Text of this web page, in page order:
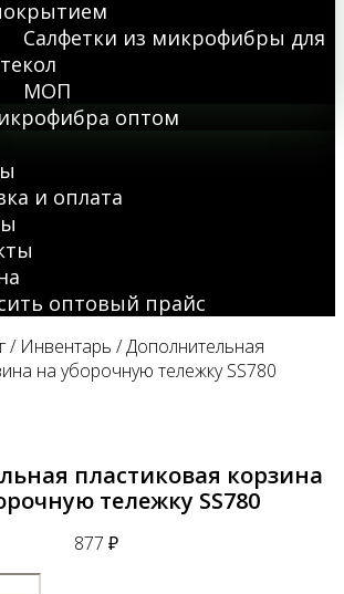
Салфетки из микрофибры для
МОП
оптом
и оплата
оптовый прайс
/ Инвентарь / Дополнительная
на уборочную тележку SS780
пластиковая корзина
тележку SS780
877 ₽